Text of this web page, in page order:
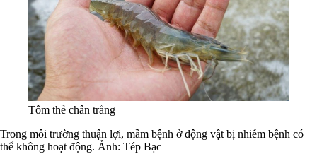
Tôm thẻ chân trắng
Trong môi trường thuận lợi, mầm bệnh ở động vật bị nhiễm bệnh có
thể không hoạt động. Ảnh: Tép Bạc